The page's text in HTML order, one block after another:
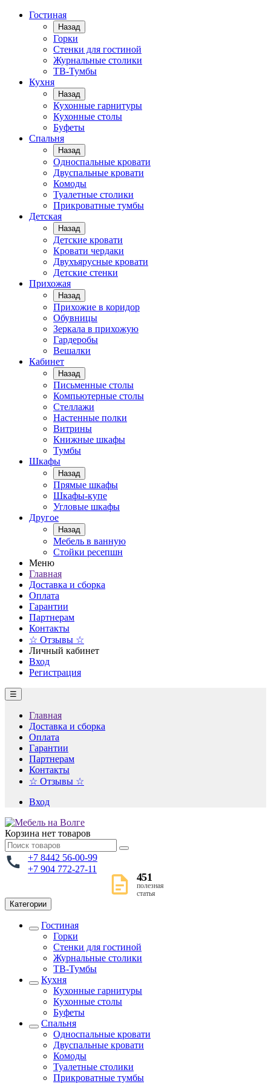
Гостиная
Назад
Горки
Стенки для гостиной
Журнальные столики
TВ-Тумбы
Кухня
Назад
Кухонные гарнитуры
Кухонные столы
Буфеты
Спальня
Назад
Односпальные кровати
Двуспальные кровати
Комоды
Туалетные столики
Прикроватные тумбы
Детская
Назад
Детские кровати
Кровати чердаки
Двухъярусные кровати
Детские стенки
Прихожая
Назад
Прихожие в коридор
Обувницы
Зеркала в прихожую
Гардеробы
Вешалки
Кабинет
Назад
Письменные столы
Компьютерные столы
Стеллажи
Настенные полки
Витрины
Книжные шкафы
Тумбы
Шкафы
Назад
Прямые шкафы
Шкафы-купе
Угловые шкафы
Другое
Назад
Мебель в ванную
Стойки ресепшн
Меню
Главная
Доставка и сборка
Оплата
Гарантии
Партнерам
Контакты
☆ Отзывы ☆
Личный кабинет
Вход
Регистрация
☰
Главная
Доставка и сборка
Оплата
Гарантии
Партнерам
Контакты
☆ Отзывы ☆
Вход
Корзина нет товаров
+7 8442 56-00-99
+7 904 772-27-11
451
полезная
статья
Категории
Гостиная
Горки
Стенки для гостиной
Журнальные столики
TВ-Тумбы
Кухня
Кухонные гарнитуры
Кухонные столы
Буфеты
Спальня
Односпальные кровати
Двуспальные кровати
Комоды
Туалетные столики
Прикроватные тумбы